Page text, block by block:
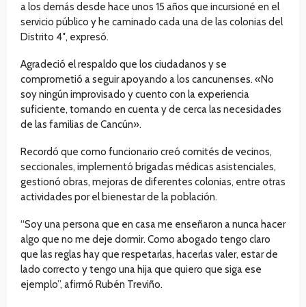
a los demás desde hace unos 15 años que incursioné en el
servicio público y he caminado cada una de las colonias del
Distrito 4″, expresó.
Agradeció el respaldo que los ciudadanos y se
comprometió a seguir apoyando a los cancunenses. «No
soy ningún improvisado y cuento con la experiencia
suficiente, tomando en cuenta y de cerca las necesidades
de las familias de Cancún».
Recordó que como funcionario creó comités de vecinos,
seccionales, implementó brigadas médicas asistenciales,
gestionó obras, mejoras de diferentes colonias, entre otras
actividades por el bienestar de la población.
“Soy una persona que en casa me enseñaron a nunca hacer
algo que no me deje dormir. Como abogado tengo claro
que las reglas hay que respetarlas, hacerlas valer, estar de
lado correcto y tengo una hija que quiero que siga ese
ejemplo”, afirmó Rubén Treviño.